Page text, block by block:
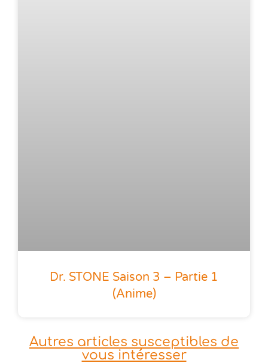
Dr. STONE Saison 3 – Partie 1
(anime)
Autres articles susceptibles de
vous intéresser